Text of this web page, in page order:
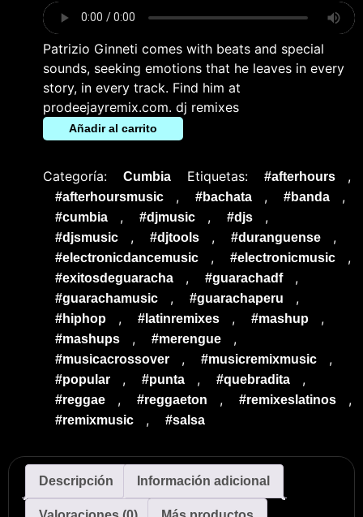
Patrizio Ginneti comes with beats and special
sounds, seeking emotions that he leaves in every
story, in every track. Find him at
prodeejayremix.com. dj remixes
Añadir al carrito
Categoría: Cumbia Etiquetas: #afterhours ,
#afterhoursmusic , #bachata , #banda ,
#cumbia , #djmusic , #djs ,
#djsmusic , #djtools , #duranguense ,
#electronicdancemusic , #electronicmusic ,
#exitosdeguaracha , #guarachadf ,
#guarachamusic , #guarachaperu ,
#hiphop , #latinremixes , #mashup ,
#mashups , #merengue ,
#musicacrossover , #musicremixmusic ,
#popular , #punta , #quebradita ,
#reggae , #reggaeton , #remixeslatinos ,
#remixmusic , #salsa
Descripción Información adicional